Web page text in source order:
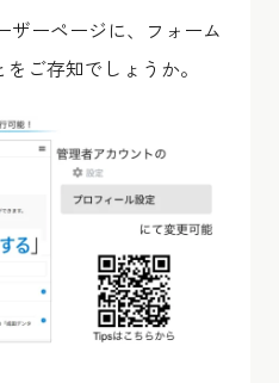
ザーページに、フォーム
ご存知でしょうか。